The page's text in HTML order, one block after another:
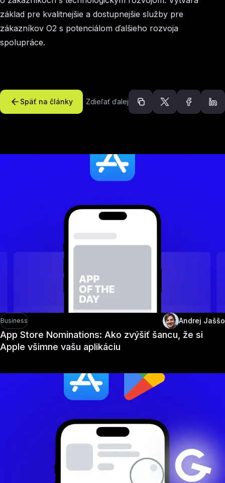
základ pre kvalitnejšie a dostupnejšie služby pre
zákazníkov O2 s potenciálom ďalšieho rozvoja
spolupráce.
Späť na články Zdieľať ďalej
Odporúčané články
Business Andrej Jaššo
App Store Nominations: Ako zvýšiť šancu, že si
Apple všimne vašu aplikáciu